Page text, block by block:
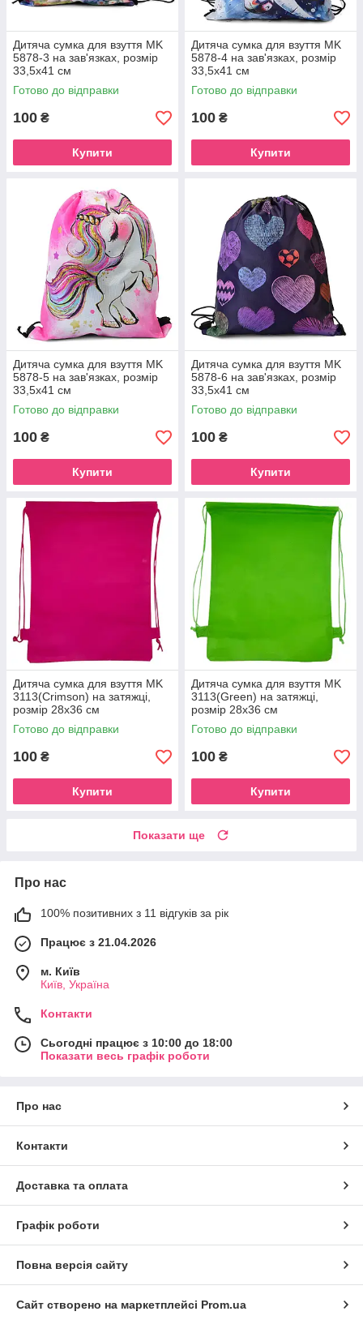
Дитяча сумка для взуття MK
5878-3 на зав'язках, розмір
33,5х41 см
Готово до відправки
100 ₴
Купити
Дитяча сумка для взуття MK
5878-4 на зав'язках, розмір
33,5х41 см
Готово до відправки
100 ₴
Купити
Дитяча сумка для взуття MK
5878-5 на зав'язках, розмір
33,5х41 см
Готово до відправки
100 ₴
Купити
Дитяча сумка для взуття MK
5878-6 на зав'язках, розмір
33,5х41 см
Готово до відправки
100 ₴
Купити
Дитяча сумка для взуття MK
3113(Crimson) на затяжці,
розмір 28х36 см
Готово до відправки
100 ₴
Купити
Дитяча сумка для взуття MK
3113(Green) на затяжці,
розмір 28х36 см
Готово до відправки
100 ₴
Купити
Показати ще
Про нас
100% позитивних з 11 відгуків за рік
Працює з 21.04.2026
м. Київ
Київ, Україна
Контакти
Сьогодні працює з 10:00 до 18:00
Показати весь графік роботи
Про нас
Контакти
Доставка та оплата
Графік роботи
Повна версія сайту
Сайт створено на маркетплейсі Prom.ua